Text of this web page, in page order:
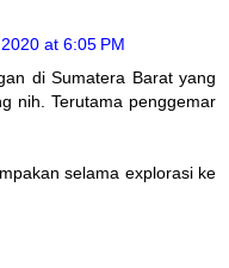
at 6:05 PM
di Sumatera Barat yang
nih. Terutama penggemar
selama explorasi ke